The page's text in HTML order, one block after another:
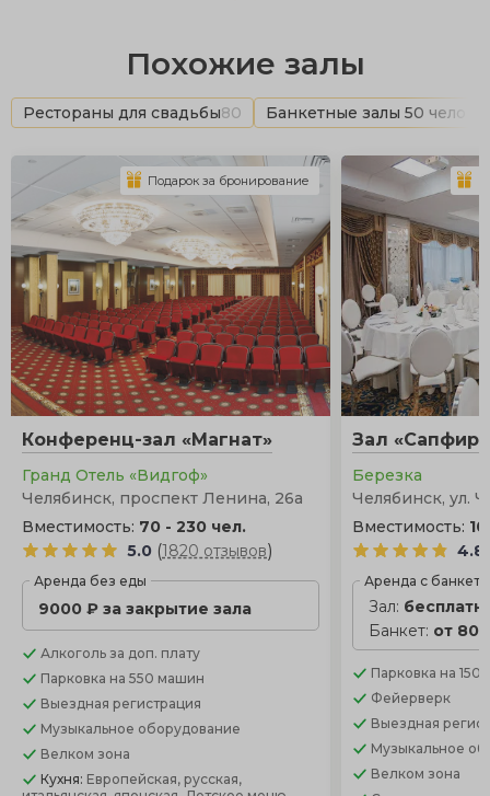
Похожие залы
Рестораны для свадьбы80 Банкетные залы 50
Конференц-зал «Магнат»
Гранд Отель «Видгоф»
Челябинск, проспект Ленина, 26а
Вместимость: 70 - 230 чел.
5.0 (1820 отзывов)
Аренда без еды
9000 ₽ за закрытие зала
Алкоголь за доп. плату
Парковка на 550 машин
Выездная регистрация
Музыкальное оборудование
Велком зона
Кухня: Европейская, русская,
Подарок за бронирование
Зал «Сапфир»
Березка
Челябинск, ул.
Вместимость:
4.8
Аренда с
Зал:
Банкет: от
Парковка на 150
Фейерверк
Выездная
Музыкальное
Велком зона